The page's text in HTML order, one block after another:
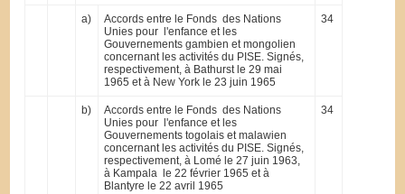
a)
Accords entre le Fonds des Nations
Unies pour l'enfance et les
Gouvernements gambien et mongolien
concernant les activités du PISE. Signés,
respectivement, à Bathurst le 29 mai
1965 et à New York le 23 juin 1965
34
b)
Accords entre le Fonds des Nations
Unies pour l'enfance et les
Gouvernements togolais et malawien
concernant les activités du PISE. Signés,
respectivement, à Lomé le 27 juin 1963,
à Kampala le 22 février 1965 et à
Blantyre le 22 avril 1965
34